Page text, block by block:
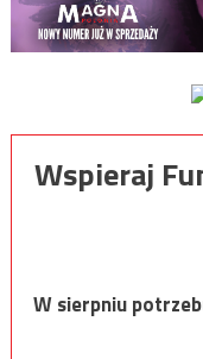
Wspieraj
W sierpniu